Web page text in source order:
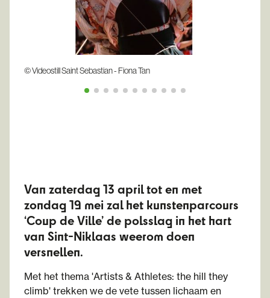
© Videostill Saint Sebastian - Fiona Tan
Van zaterdag 13 april tot en met
zondag 19 mei zal het kunstenparcours
‘Coup de Ville’ de polsslag in het hart
van Sint-Niklaas weerom doen
versnellen.
Met het thema 'Artists & Athletes: the hill they
climb' trekken we de vete tussen lichaam en